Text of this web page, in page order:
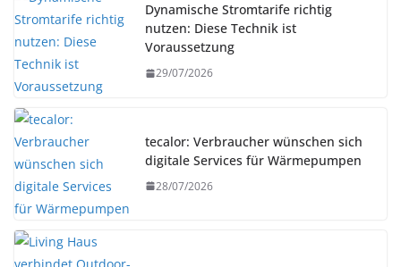
Dynamische Stromtarife richtig
nutzen: Diese Technik ist
Voraussetzung
29/07/2026
tecalor: Verbraucher wünschen sich
digitale Services für Wärmepumpen
28/07/2026